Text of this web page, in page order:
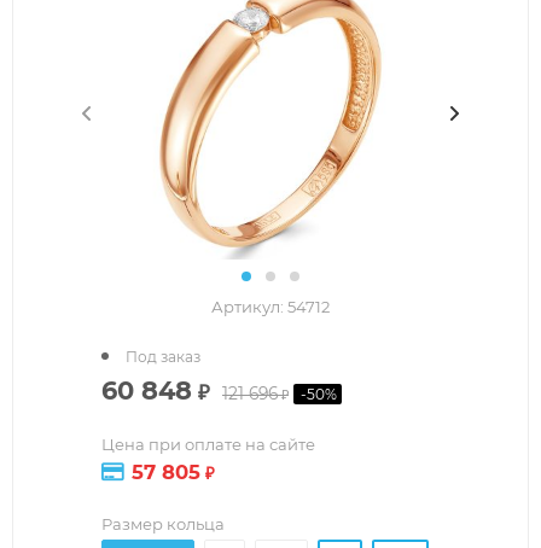
Артикул: 54712
60 848 ₽ 121 696₽ -50%
Цена при оплате на сайте
57 805 ₽
Под заказ
Размер кольца